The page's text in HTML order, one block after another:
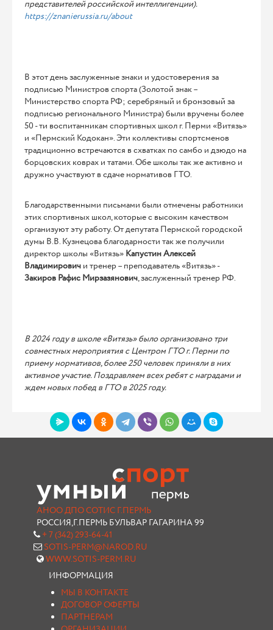
представителей российской интеллигенции).
https://znanierussia.ru/about
В этот день заслуженные знаки и удостоверения за
подписью Министров спорта (Золотой знак –
Министерство спорта РФ; серебряный и бронзовый за
подписью регионального Министра) были вручены более
50 - ти воспитанникам спортивных школ г. Перми «Витязь»
и «Пермский Кодокан». Эти коллективы спортсменов
традиционно встречаются в схватках по самбо и дзюдо на
борцовских коврах и татами. Обе школы так же активно и
дружно участвуют в сдаче нормативов ГТО.
Благодарственными письмами были отмечены работники
этих спортивных школ, которые с высоким качеством
организуют эту работу. От депутата Пермской городской
думы В.В. Кузнецова благодарности так же получили
директор школы «Витязь» Капустин Алексей
Владимирович и тренер – преподаватель «Витязь» -
Закиров Рафис Мирзазянович, заслуженный тренер РФ.
В 2024 году в школе «Витязь» было организовано три
совместных мероприятия с Центром ГТО г. Перми по
приему нормативов, более 250 человек приняли в них
активное участие. Поздравляем всех ребят с наградами и
ждем новых побед в ГТО в 2025 году.
АНОО ДПО СОТИС Г.ПЕРМЬ
РОССИЯ,Г.ПЕРМЬ БУЛЬВАР ГАГАРИНА 99
+ 7 (342) 293-64-41
SOTIS-PERM@NAROD.RU
WWW.SOTIS-PERM.RU
ИНФОРМАЦИЯ
МЫ В КОНТАКТЕ
ДОГОВОР ОФЕРТЫ
ПАРТНЕРАМ